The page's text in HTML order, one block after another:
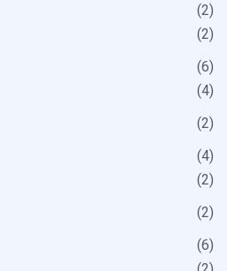
2
2
6
4
2
4
2
2
6